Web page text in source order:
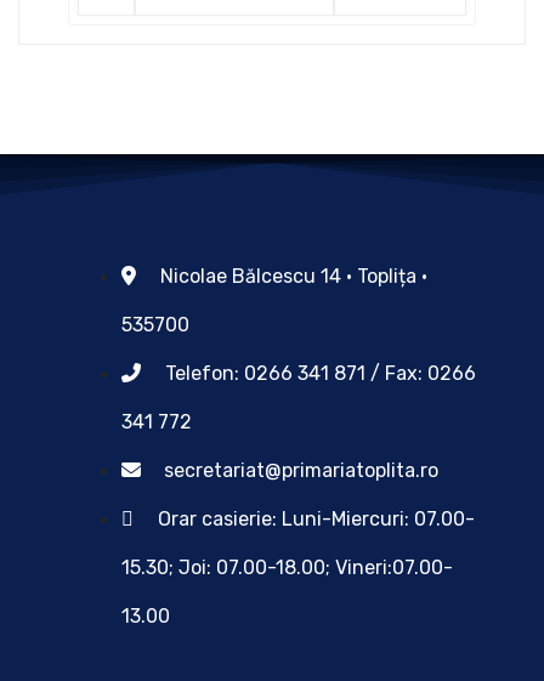
Nicolae Bălcescu 14 • Toplița •
535700
Telefon: 0266 341 871 / Fax: 0266
341 772
secretariat@primariatoplita.ro
Orar casierie: Luni-Miercuri: 07.00-
15.30; Joi: 07.00-18.00; Vineri:07.00-
13.00